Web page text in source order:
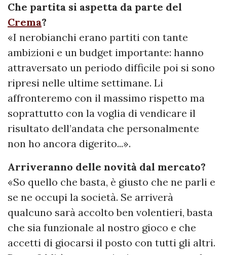
Che partita si aspetta da parte del
Crema?
«I nerobianchi erano partiti con tante
ambizioni e un budget importante: hanno
attraversato un periodo difficile poi si sono
ripresi nelle ultime settimane. Li
affronteremo con il massimo rispetto ma
soprattutto con la voglia di vendicare il
risultato dell’andata che personalmente
non ho ancora digerito...».
Arriveranno delle novità dal mercato?
«So quello che basta, è giusto che ne parli e
se ne occupi la società. Se arriverà
qualcuno sarà accolto ben volentieri, basta
che sia funzionale al nostro gioco e che
accetti di giocarsi il posto con tutti gli altri.